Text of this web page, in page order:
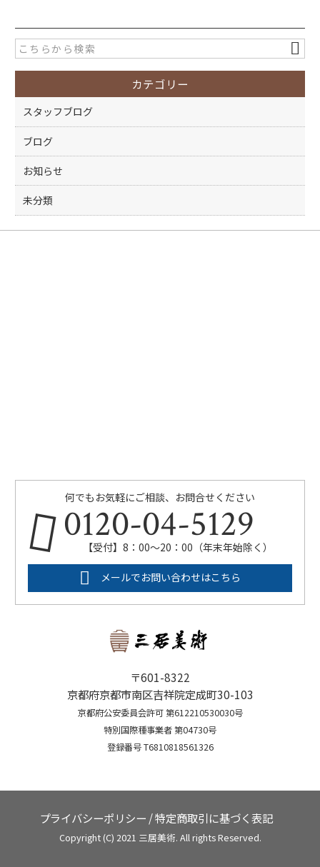
e
b
o
o
k
er
カテゴリー
スタッフブログ
ブログ
お知らせ
未分類
何でもお気軽にご相談、お問合せください
0120-04-5129
【受付】8：00～20：00（年末年始除く）
メールでお問い合わせはこちら
〒601-8322
京都府京都市南区吉祥院定成町30-103
京都府公安委員会許可 第612210530030号
特別国際種事業者 第04730号
登録番号 T6810818561326
プライバシーポリシー /特定商取引に基づく表記
Copyright (C) 2021 三居美術. All rights Reserved.